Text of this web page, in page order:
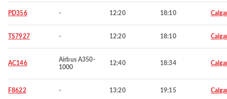
PD356 - 12:20 18:10
TS7927 - 12:20 18:10
AC146
Airbus A350-
1000
12:40 18:34
F8622 - 13:20 19:15